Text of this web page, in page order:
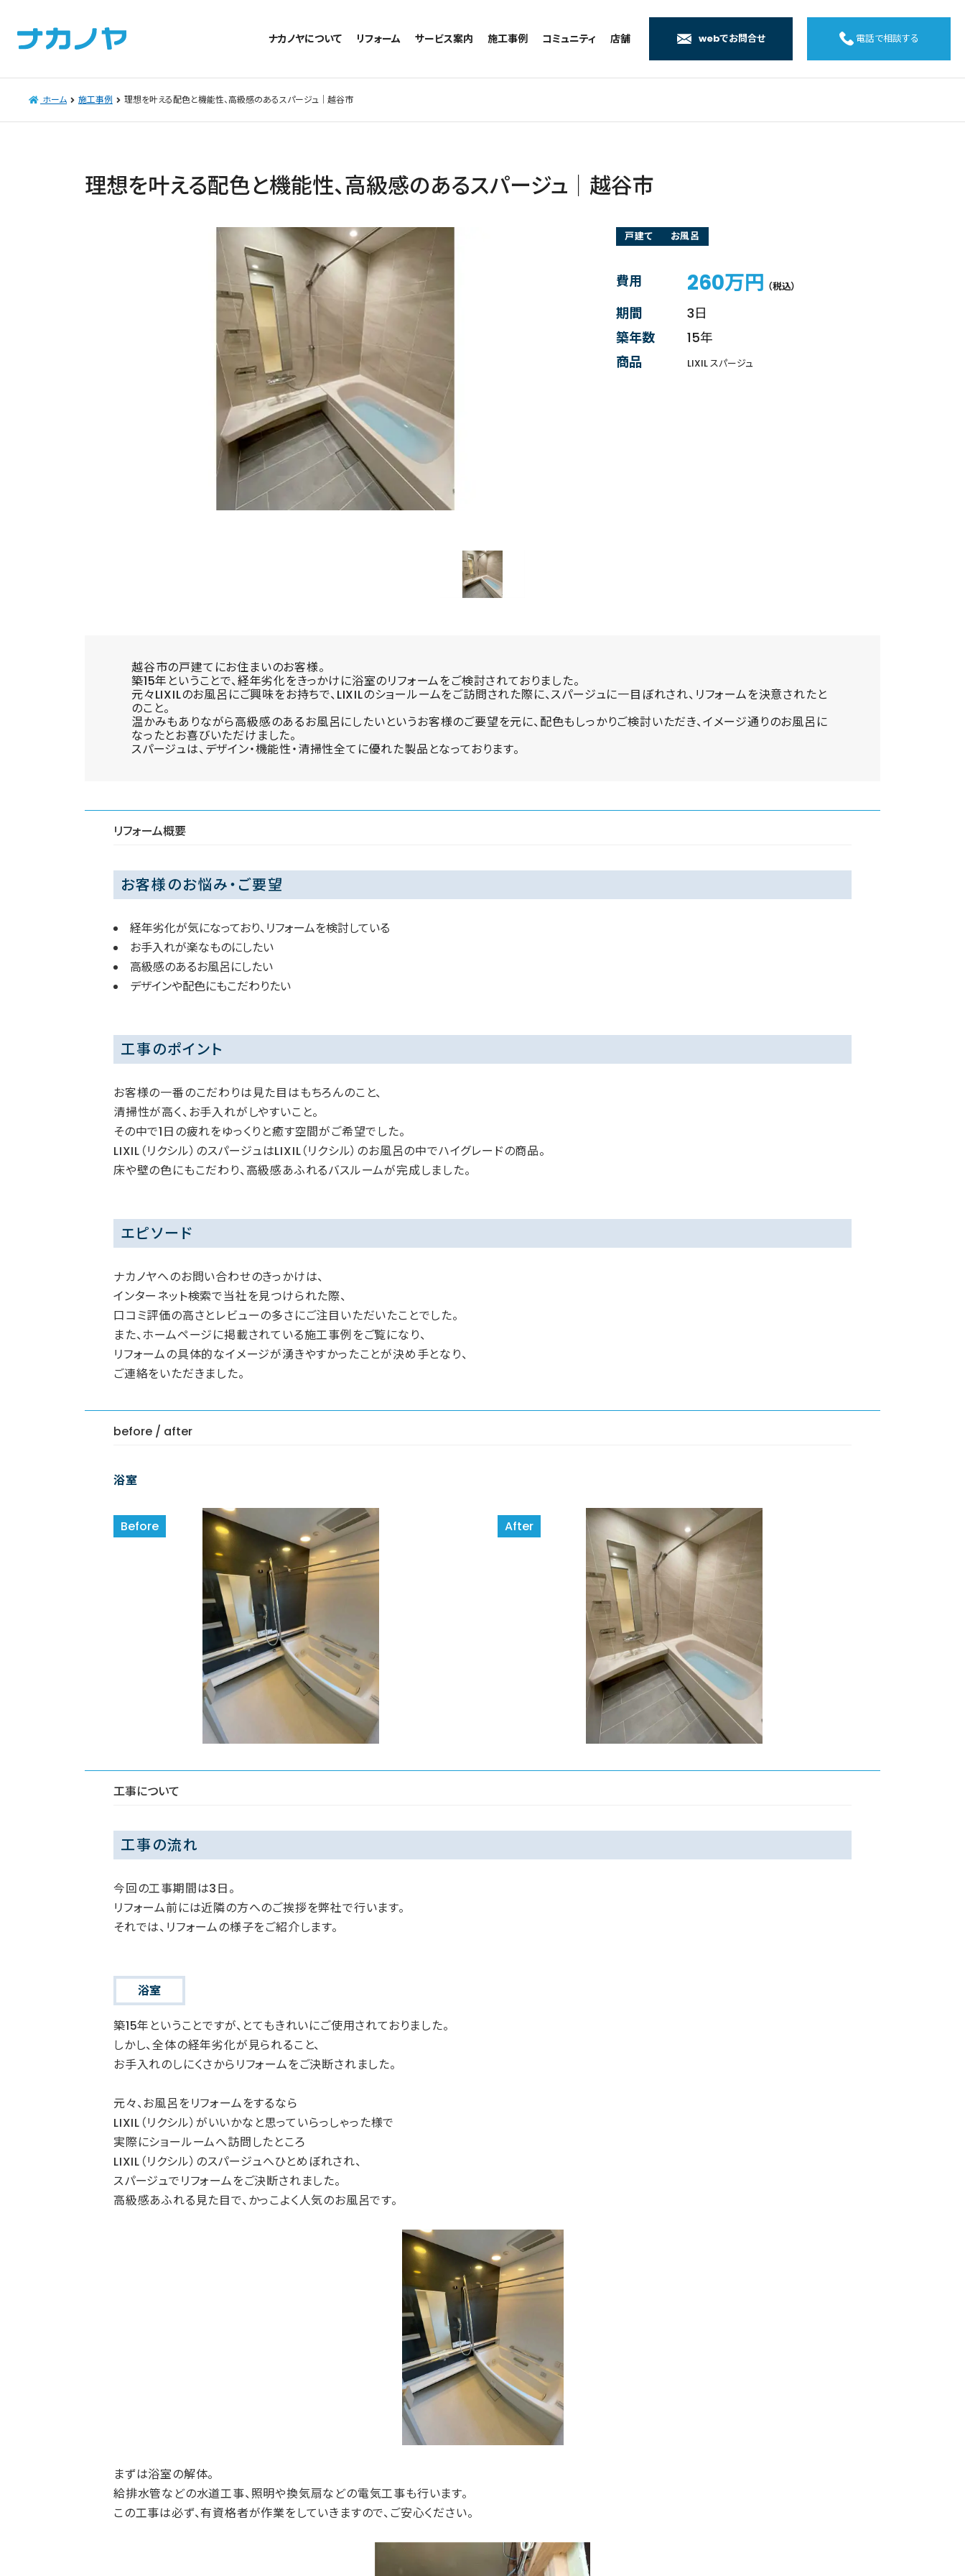
ナカノヤについて リフォーム
お風呂のリフォーム
洗面台のリフォーム
内装のリフォーム
水回りのリフォーム
窓のリフォーム
玄関のリフォーム
サービス案内
相談室・よくある質問
施工事例
トイレの施工事例
キッチンの施工事例
コミュニティ
アルブル通信
ブログ
協力会社様専用
店舗
墨田店
日本橋店
webでお問合せ 電話で相談する
ホーム 施工事例 理想を叶える配色と機能性、高級感のあるスパージュ│越谷市
理想を叶える配色と機能性、高級感のあるスパージュ│越谷市
戸建て お風呂
費用 260万円 （税込）
期間
3日
築年数
15年
商品
LIXIL スパージュ
越谷市の戸建てにお住まいのお客様。
築15年ということで、経年劣化をきっかけに浴室のリフォームをご検討されておりました。
元々LIXILのお風呂にご興味をお持ちで、LIXILのショールームをご訪問された際に、スパージュに一目ぼれされ、リフォームを決意されたと
のこと。
温かみもありながら高級感のあるお風呂にしたいというお客様のご要望を元に、配色もしっかりご検討いただき、イメージ通りのお風呂に
なったとお喜びいただけました。
スパージュは、デザイン・機能性・清掃性全てに優れた製品となっております。
リフォーム概要
お客様のお悩み・ご要望
経年劣化が気になっており、リフォームを検討している
お手入れが楽なものにしたい
高級感のあるお風呂にしたい
デザインや配色にもこだわりたい
工事のポイント
お客様の一番のこだわりは見た目はもちろんのこと、
清掃性が高く、お手入れがしやすいこと。
その中で1日の疲れをゆっくりと癒す空間がご希望でした。
LIXIL（リクシル）のスパージュはLIXIL（リクシル）のお風呂の中でハイグレードの商品。
床や壁の色にもこだわり、高級感あふれるバスルームが完成しました。
エピソード
ナカノヤへのお問い合わせのきっかけは、
インターネット検索で当社を見つけられた際、
口コミ評価の高さとレビューの多さにご注目いただいたことでした。
また、ホームページに掲載されている施工事例をご覧になり、
リフォームの具体的なイメージが湧きやすかったことが決め手となり、
ご連絡をいただきました。
before / after
浴室
工事について
工事の流れ
今回の工事期間は3日。
リフォーム前には近隣の方へのご挨拶を弊社で行います。
それでは、リフォームの様子をご紹介します。
浴室
築15年ということですが、とてもきれいにご使用されておりました。
しかし、全体の経年劣化が見られること、
お手入れのしにくさからリフォームをご決断されました。
元々、お風呂をリフォームをするなら
LIXIL（リクシル）がいいかなと思っていらっしゃった様で
実際にショールームへ訪問したところ
LIXIL（リクシル）のスパージュへひとめぼれされ、
スパージュでリフォームをご決断されました。
高級感あふれる見た目で、かっこよく人気のお風呂です。
まずは浴室の解体。
給排水管などの水道工事、照明や換気扇などの電気工事も行います。
この工事は必ず、有資格者が作業をしていきますので、ご安心ください。